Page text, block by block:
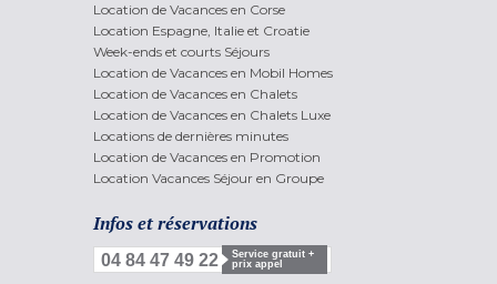
Location de Vacances en Corse
Location Espagne, Italie et Croatie
Week-ends et courts Séjours
Location de Vacances en Mobil Homes
Location de Vacances en Chalets
Location de Vacances en Chalets Luxe
Locations de dernières minutes
Location de Vacances en Promotion
Location Vacances Séjour en Groupe
Infos et réservations
04 84 47 49 22
Service gratuit +
prix appel